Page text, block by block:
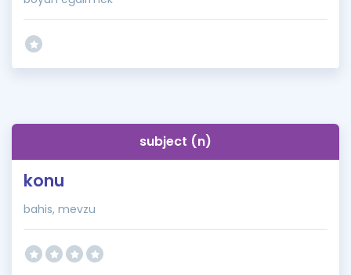
subject (n)
konu
bahis, mevzu